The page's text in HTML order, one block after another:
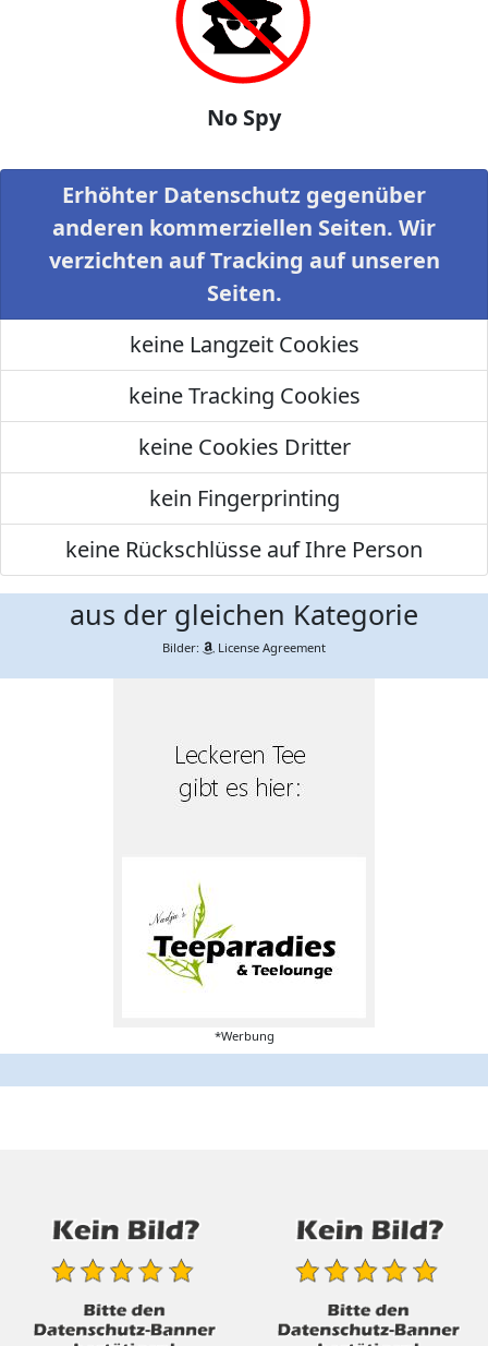
No Spy
Erhöhter Datenschutz gegenüber
anderen kommerziellen Seiten. Wir
verzichten auf Tracking auf unseren
Seiten.
keine Langzeit Cookies
keine Tracking Cookies
keine Cookies Dritter
kein Fingerprinting
keine Rückschlüsse auf Ihre Person
aus der gleichen Kategorie
Bilder: License Agreement
*Werbung